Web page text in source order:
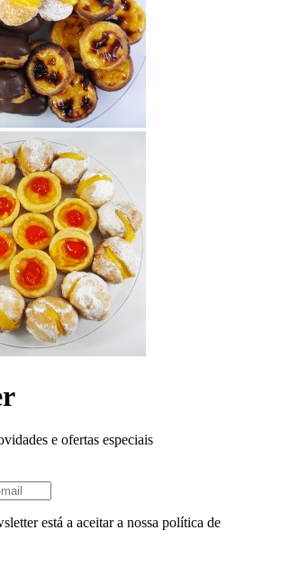
e ofertas especiais
está a aceitar a nossa política de